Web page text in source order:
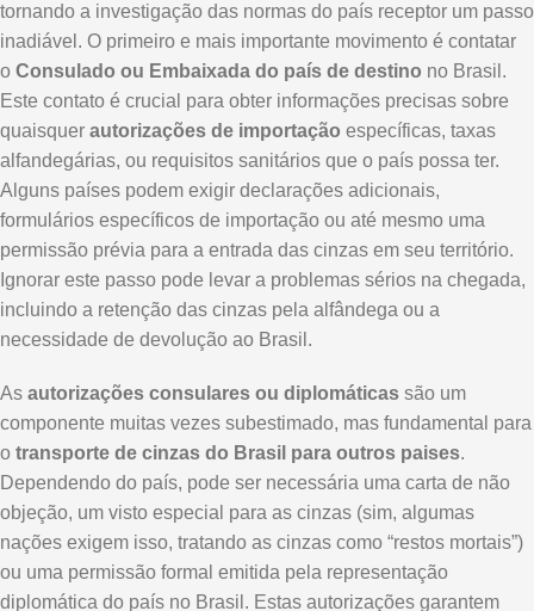
tornando a investigação das normas do país receptor um passo
inadiável. O primeiro e mais importante movimento é contatar
o Consulado ou Embaixada do país de destino no Brasil.
Este contato é crucial para obter informações precisas sobre
quaisquer autorizações de importação específicas, taxas
alfandegárias, ou requisitos sanitários que o país possa ter.
Alguns países podem exigir declarações adicionais,
formulários específicos de importação ou até mesmo uma
permissão prévia para a entrada das cinzas em seu território.
Ignorar este passo pode levar a problemas sérios na chegada,
incluindo a retenção das cinzas pela alfândega ou a
necessidade de devolução ao Brasil.
As autorizações consulares ou diplomáticas são um
componente muitas vezes subestimado, mas fundamental para
o transporte de cinzas do Brasil para outros paises.
Dependendo do país, pode ser necessária uma carta de não
objeção, um visto especial para as cinzas (sim, algumas
nações exigem isso, tratando as cinzas como “restos mortais”)
ou uma permissão formal emitida pela representação
diplomática do país no Brasil. Estas autorizações garantem